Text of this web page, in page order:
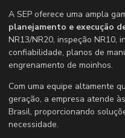
A SEP oferece uma ampla
planejamento e execução
NR13/NR20, inspeção NR10,
confiabilidade, planos de
engrenamento de moinhos.
Com uma equipe altamente
geração, a empresa atende
Brasil, proporcionando
necessidade.